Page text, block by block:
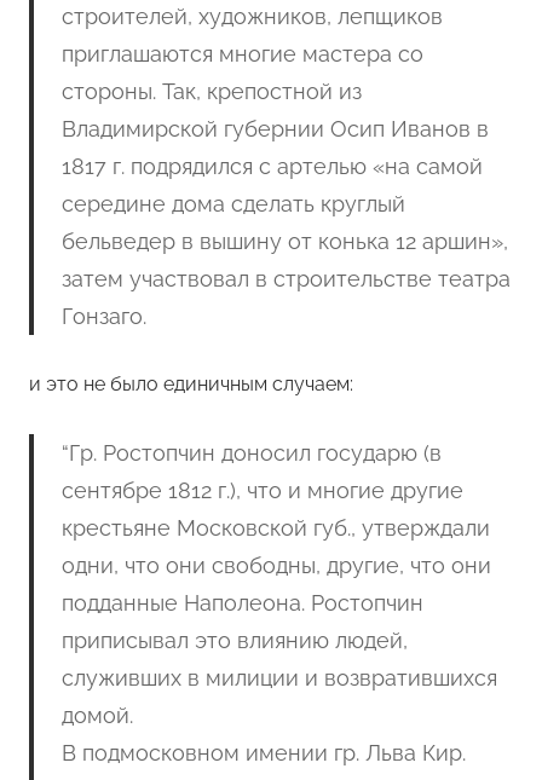
строителей, художников, лепщиков
приглашаются многие мастера со
стороны. Так, крепостной из
Владимирской губернии Осип Иванов в
1817 г. подрядился с артелью «на самой
середине дома сделать круглый
бельведер в вышину от конька 12 аршин»,
затем участвовал в строительстве театра
Гонзаго.
и это не было единичным случаем:
“Гр. Ростопчин доносил государю (в
сентябре 1812 г.), что и многие другие
крестьяне Московской губ., утверждали
одни, что они свободны, другие, что они
подданные Наполеона. Ростопчин
приписывал это влиянию людей,
служивших в милиции и возвратившихся
домой.
В подмосковном имении гр. Льва Кир.